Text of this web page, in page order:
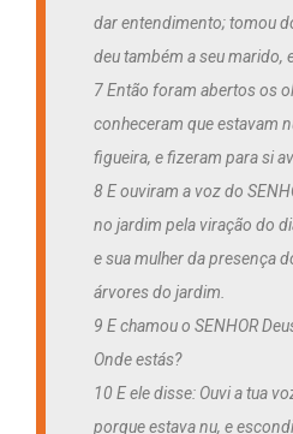
dar entendimento; tomou
deu também a seu marido,
7 Então foram abertos os
conheceram que estavam
figueira, e fizeram para si
8 E ouviram a voz do
no jardim pela viração do
e sua mulher da presença
árvores do jardim.
9 E chamou o SENHOR
Onde estás?
10 E ele disse: Ouvi a tua
porque estava nu, e